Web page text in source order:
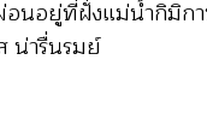
นอยู่ที่ฝั่งแม่น้ำกิมิก
น่ารื่นรมย์